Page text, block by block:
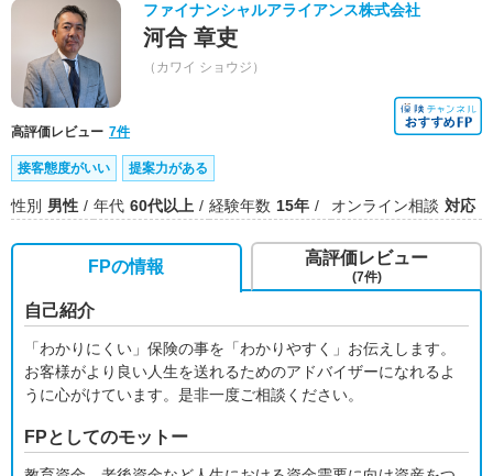
ファイナンシャルアライアンス株式会社
河合 章吏
（カワイ ショウジ）
高評価レビュー 7件
接客態度がいい 提案力がある
性別 男性 年代 60代以上 経験年数 15年 オンライン相談 対応
FPの情報
自己紹介
「わかりにくい」保険の事を「わかりやすく」お伝えします。
お客様がより良い人生を送れるためのアドバイザーになれるよ
うに心がけています。是非一度ご相談ください。
FPとしてのモットー
高評価レビュー
(7件)